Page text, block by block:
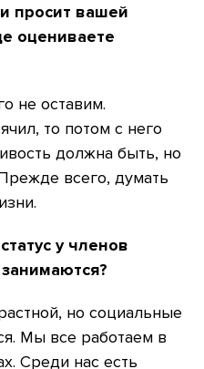
просит вашей
оцениваете
не оставим.
то потом с него
должна быть, но
всего, думать
у членов
но социальные
Мы все работаем в
Среди нас есть